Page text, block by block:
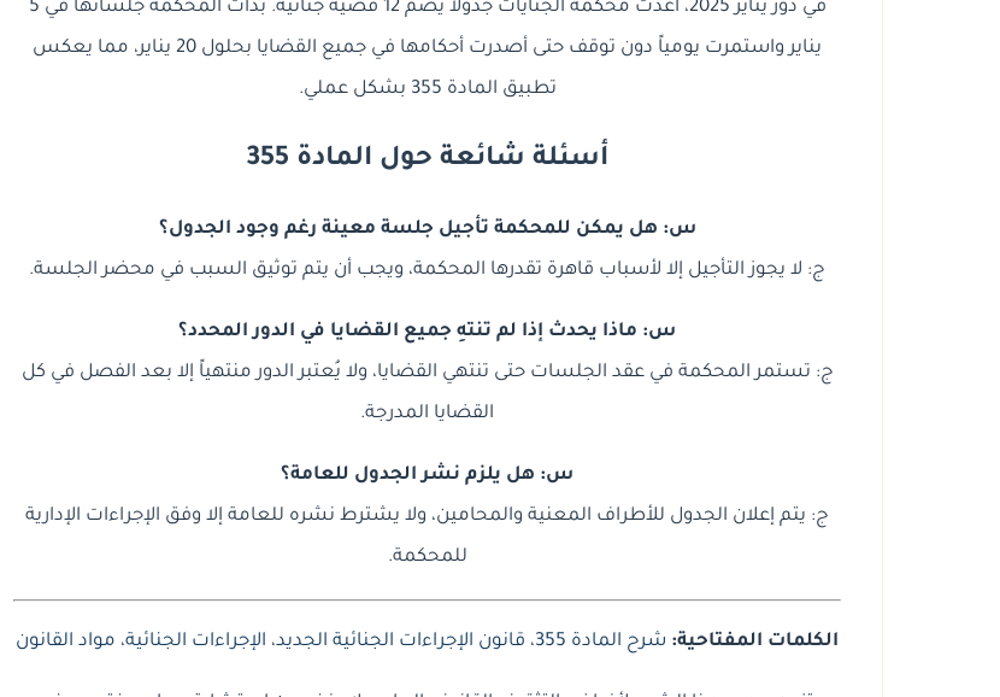
في دور يناير 2025، أعدت محكمة الجنايات جدولاً يضم 12 قضية جنائية. بدأت المحكمة جلساتها في 5
يناير واستمرت يومياً دون توقف حتى أصدرت أحكامها في جميع القضايا بحلول 20 يناير، مما يعكس
تطبيق المادة 355 بشكل عملي.
أسئلة شائعة حول المادة 355
س: هل يمكن للمحكمة تأجيل جلسة معينة رغم وجود الجدول؟
ج: لا يجوز التأجيل إلا لأسباب قاهرة تقدرها المحكمة، ويجب أن يتم توثيق السبب في محضر الجلسة.
س: ماذا يحدث إذا لم تنتهِ جميع القضايا في الدور المحدد؟
ج: تستمر المحكمة في عقد الجلسات حتى تنتهي القضايا، ولا يُعتبر الدور منتهياً إلا بعد الفصل في كل
القضايا المدرجة.
س: هل يلزم نشر الجدول للعامة؟
ج: يتم إعلان الجدول للأطراف المعنية والمحامين، ولا يشترط نشره للعامة إلا وفق الإجراءات الإدارية
للمحكمة.
الكلمات المفتاحية: شرح المادة 355 ، قانون الإجراءات الجنائية الجديد، الإجراءات الجنائية، مواد القانون